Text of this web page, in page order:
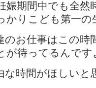
娠期間中でも全
かりこども第一
のお仕事はこの時
が待ってるんです
な時間がほしいと